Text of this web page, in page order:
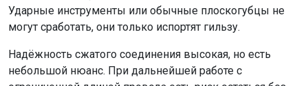
Ударные инструменты или обычные плоскогубцы не
могут сработать, они только испортят гильзу.
Надёжность сжатого соединения высокая, но есть
небольшой нюанс. При дальнейшей работе с